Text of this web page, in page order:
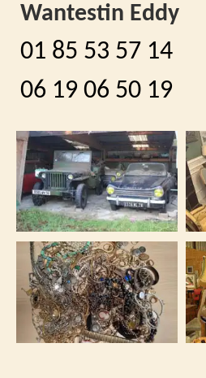
Wantestin Eddy
01 85 53 57 14
06 19 06 50 19